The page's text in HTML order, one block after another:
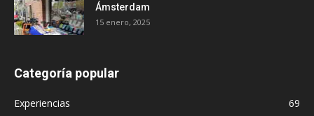
Ámsterdam
15 enero, 2025
Categoría popular
Experiencias
69